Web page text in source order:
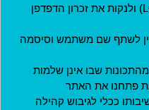
להתנתק מהפורטל (LOGOUT) ולנקות את זכרון הדפדפן
לשתף שם משתמש וסיסמה
שבו אינן שלמות
פתחנו את האתר
ככלי לגיבוש קהילה